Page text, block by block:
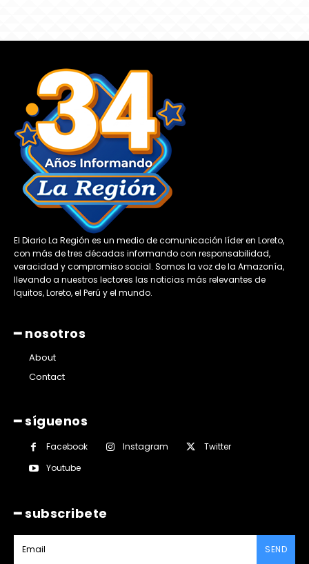
El Diario La Región es un medio de comunicación líder en Loreto,
con más de tres décadas informando con responsabilidad,
veracidad y compromiso social. Somos la voz de la Amazonía,
llevando a nuestros lectores las noticias más relevantes de
Iquitos, Loreto, el Perú y el mundo.
━ nosotros
About
Contact
━ síguenos
Facebook Instagram
Twitter
Youtube
━ subscribete
SEND